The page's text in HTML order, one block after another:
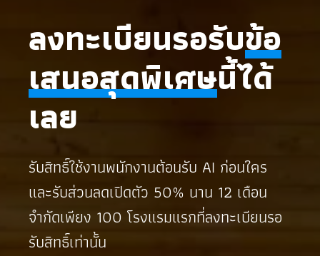
ลงทะเบียนรอรับข้อ
เสนอสุดพิเศษนี้ได้
เลย
รับสิทธิ์ใช้งานพนักงานต้อนรับ AI ก่อนใคร
และรับส่วนลดเปิดตัว 50% นาน 12 เดือน
จำกัดเพียง 100 โรงแรมแรกที่ลงทะเบียนรอ
รับสิทธิ์เท่านั้น